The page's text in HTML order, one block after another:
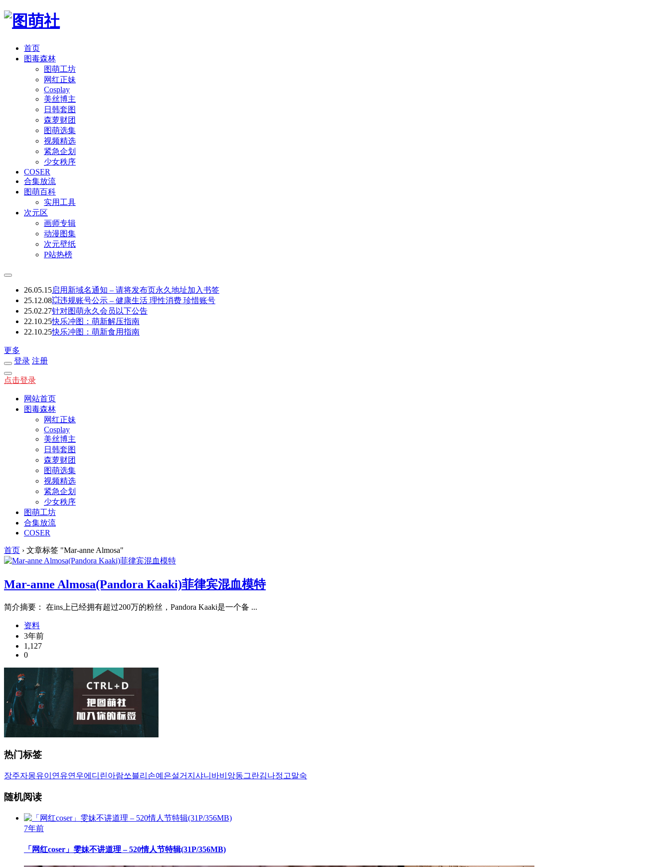
首页
图毒森林
图萌工坊
网红正妹
Cosplay
美丝博主
日韩套图
森萝财团
图萌选集
视频精选
紧急企划
少女秩序
COSER
合集放流
图萌百科
实用工具
次元区
画师专辑
动漫图集
次元壁纸
P站热榜
26.05.15启用新域名通知 – 请将发布页永久地址加入书签
25.12.08💥违规账号公示 – 健康生活 理性消费 珍惜账号
25.02.27针对图萌永久会员以下公告
22.10.25快乐冲图：萌新解压指南
22.10.25快乐冲图：萌新食用指南
更多
登录 注册
点击登录
网站首页
图毒森林
网红正妹
Cosplay
美丝博主
日韩套图
森萝财团
图萌选集
视频精选
紧急企划
少女秩序
图萌工坊
合集放流
COSER
首页 › 文章标签 "Mar-anne Almosa"
Mar-anne Almosa(Pandora Kaaki)菲律宾混血模特
简介摘要： 在ins上已经拥有超过200万的粉丝，Pandora Kaaki是一个备 ...
资料
3年前
1,127
0
热门标签
장주자몽유이 연유연우에디린아람쏘블리 손예은설거지 샤니 바비앙동그란김나정 고말숙
随机阅读
7年前
「网红coser」雯妹不讲道理 – 520情人节特辑(31P/356MB)